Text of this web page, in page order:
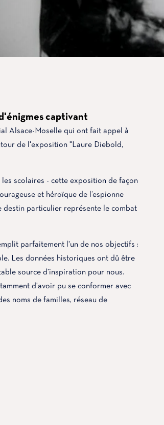
captivant
Alsace-Moselle qui ont fait appel à
de l'exposition "Laure Diebold,
scolaires - cette exposition de façon
et héroïque de l’espionne
destin particulier représente le combat
parfaitement l'un de nos objectifs :
Les données historiques ont dû être
source d'inspiration pour nous.
d'avoir pu se conformer avec
noms de familles, réseau de